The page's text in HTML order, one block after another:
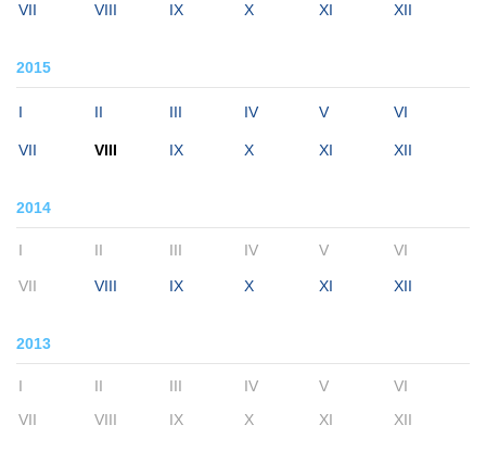
VII VIII IX X XI XII
2015
I II III IV V VI
VII VIII IX X XI XII
2014
I II III IV V VI
VII VIII IX X XI XII
2013
I II III IV V
VI
VII
VIII IX X XI XII